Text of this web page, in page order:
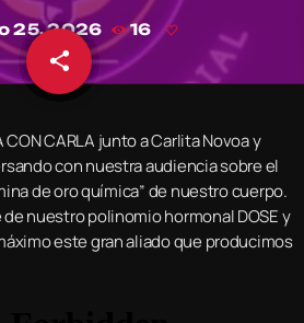
25, 2026 16
share
email
CON CARLA junto a Carlita Novoa y
con nuestra audiencia sobre el
de oro química” de nuestro cuerpo.
nuestro polinomio hormonal DOSE y
este gran aliado que producimos